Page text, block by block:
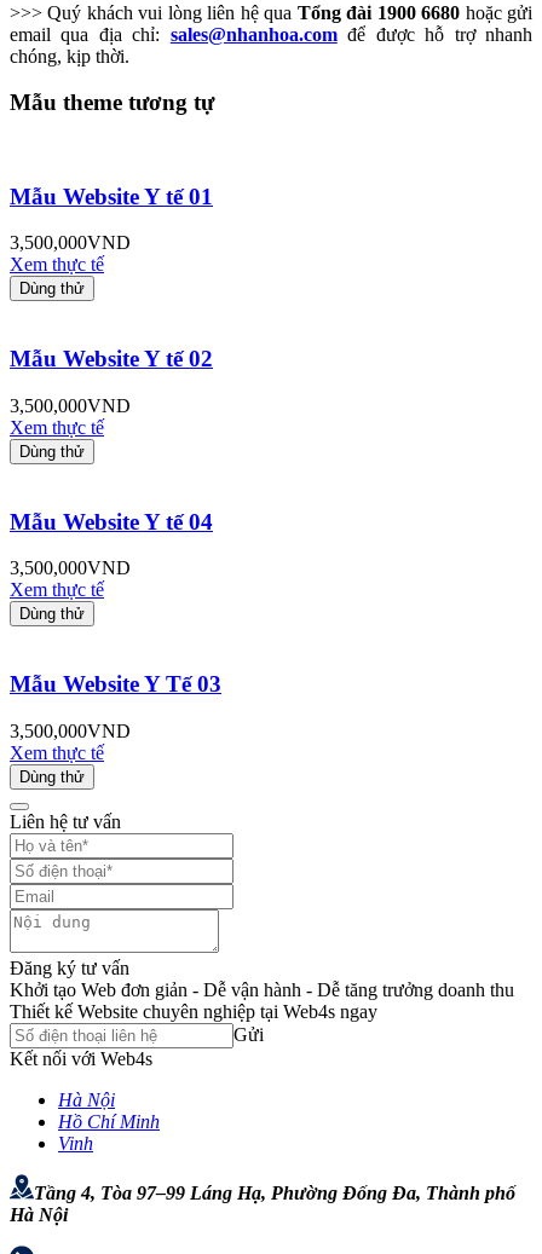
>>> Quý khách vui lòng liên hệ qua Tổng đài 1900 6680 hoặc gửi
email qua địa chỉ: sales@nhanhoa.comđể được hỗ trợ nhanh
chóng, kịp thời.
Mẫu theme tương tự
Mẫu Website Y tế 01
3,500,000VND
Xem thực tế
Dùng thử
Mẫu Website Y tế 02
3,500,000VND
Xem thực tế
Dùng thử
Mẫu Website Y tế 04
3,500,000VND
Xem thực tế
Dùng thử
Mẫu Website Y Tế 03
3,500,000VND
Xem thực tế
Dùng thử
Liên hệ tư vấn
Đăng ký tư vấn
Khởi tạo Web đơn giản - Dễ vận hành - Dễ tăng trưởng doanh thu
Thiết kế Website chuyên nghiệp tại Web4s ngay
Gửi
Kết nối với Web4s
Hà Nội
Hồ Chí Minh
Vinh
Tầng 4, Tòa 97–99 Láng Hạ, Phường Đống Đa, Thành phố
Hà Nội